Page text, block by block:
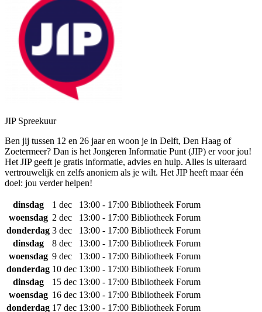
JIP Spreekuur
Ben jij tussen 12 en 26 jaar en woon je in Delft, Den Haag of
Zoetermeer? Dan is het Jongeren Informatie Punt (JIP) er voor jou!
Het JIP geeft je gratis informatie, advies en hulp. Alles is uiteraard
vertrouwelijk en zelfs anoniem als je wilt. Het JIP heeft maar één
doel: jou verder helpen!
dinsdag 1 dec 13:00 - 17:00 Bibliotheek Forum
woensdag 2 dec 13:00 - 17:00 Bibliotheek Forum
donderdag 3 dec 13:00 - 17:00 Bibliotheek Forum
dinsdag
8 dec 13:00 - 17:00 Bibliotheek Forum
woensdag 9 dec 13:00 - 17:00 Bibliotheek Forum
donderdag 10 dec 13:00 - 17:00 Bibliotheek Forum
dinsdag
15 dec 13:00 - 17:00 Bibliotheek Forum
woensdag 16 dec 13:00 - 17:00 Bibliotheek Forum
donderdag 17 dec 13:00 - 17:00 Bibliotheek Forum